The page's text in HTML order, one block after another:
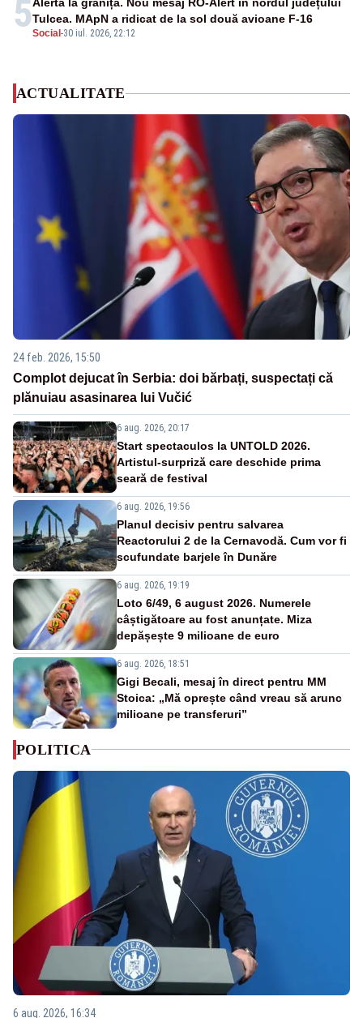
5Social -30 iul. 2026, 22:12
Tulcea. MApN a ridicat de la sol două avioane F-16
ACTUALITATE
24 feb. 2026, 15:50
Complot dejucat în Serbia: doi bărbați, suspectați că
plănuiau asasinarea lui Vučić
6 aug. 2026, 20:17
Start spectaculos la UNTOLD 2026.
Artistul-surpriză care deschide prima
seară de festival
6 aug. 2026, 19:56
Planul decisiv pentru salvarea
Reactorului 2 de la Cernavodă. Cum vor fi
scufundate barjele în Dunăre
6 aug. 2026, 19:19
Loto 6/49, 6 august 2026. Numerele
câștigătoare au fost anunțate. Miza
depășește 9 milioane de euro
6 aug. 2026, 18:51
Gigi Becali, mesaj în direct pentru MM
Stoica: „Mă oprește când vreau să arunc
milioane pe transferuri”
POLITICA
6 aug. 2026, 16:34